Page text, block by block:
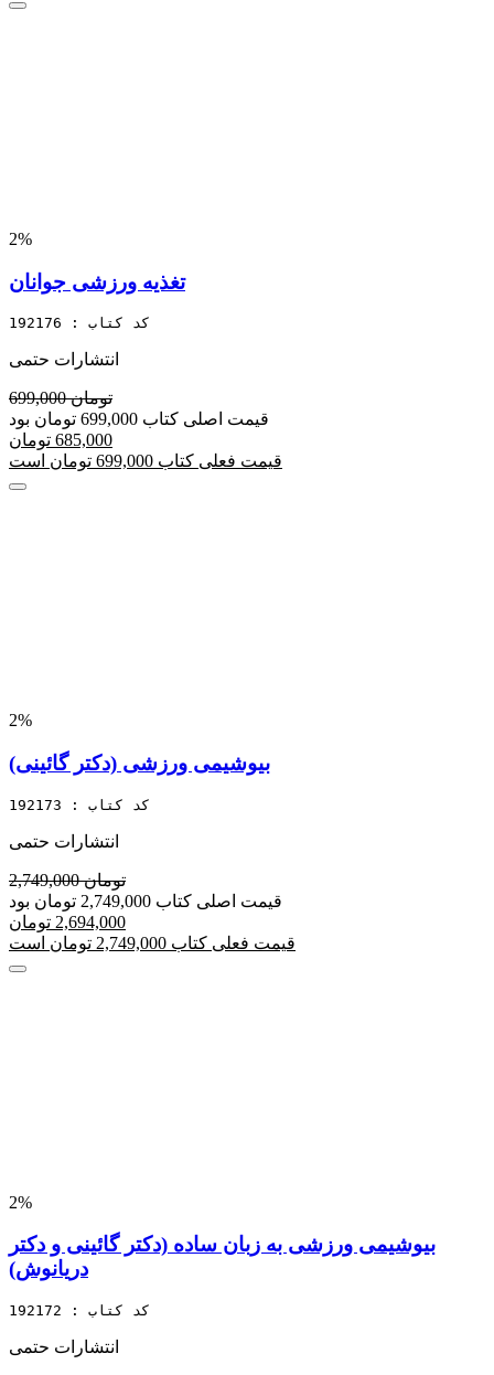
2%
تغذیه ورزشی جوانان
کد کتاب : 192176
انتشارات حتمی
699,000 تومان
قیمت اصلی کتاب 699,000 تومان بود
685,000 تومان
قیمت فعلی کتاب 699,000 تومان است
2%
بیوشیمی ورزشی (دکتر گائینی)
کد کتاب : 192173
انتشارات حتمی
2,749,000 تومان
قیمت اصلی کتاب 2,749,000 تومان بود
2,694,000 تومان
قیمت فعلی کتاب 2,749,000 تومان است
2%
بیوشیمی ورزشی به زبان ساده (دکتر گائینی و دکتر
دریانوش)
کد کتاب : 192172
انتشارات حتمی